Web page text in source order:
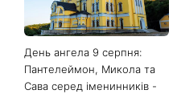
День ангела 9 серпня:
Пантелеймон, Микола та
Сава серед іменинників -